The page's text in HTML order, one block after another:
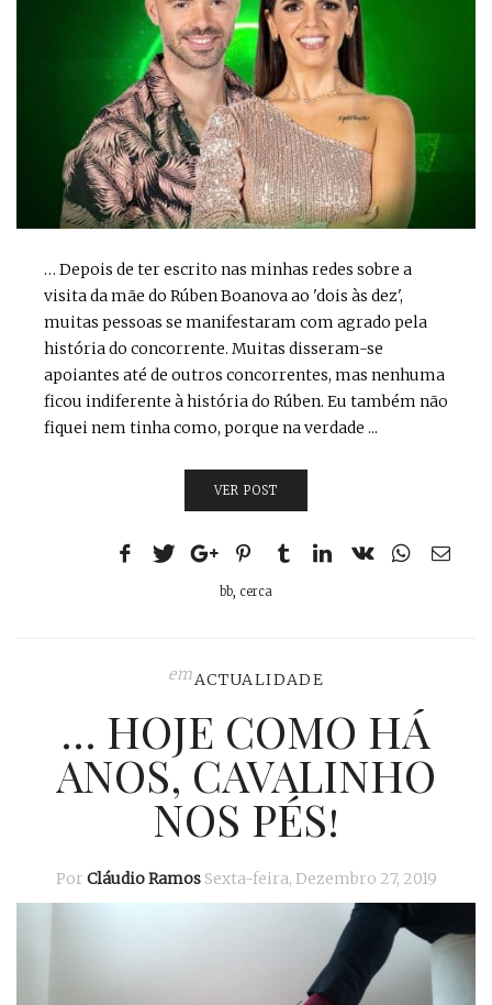
… Depois de ter escrito nas minhas redes sobre a
visita da mãe do Rúben Boanova ao 'dois às dez',
muitas pessoas se manifestaram com agrado pela
história do concorrente. Muitas disseram-se
apoiantes até de outros concorrentes, mas nenhuma
ficou indiferente à história do Rúben. Eu também não
fiquei nem tinha como, porque na verdade ...
VER POST
bb cerca
emACTUALIDADE
… HOJE COMO HÁ
ANOS, CAVALINHO
NOS PÉS!
Por Cláudio Ramos Sexta-feira, Dezembro 27, 2019